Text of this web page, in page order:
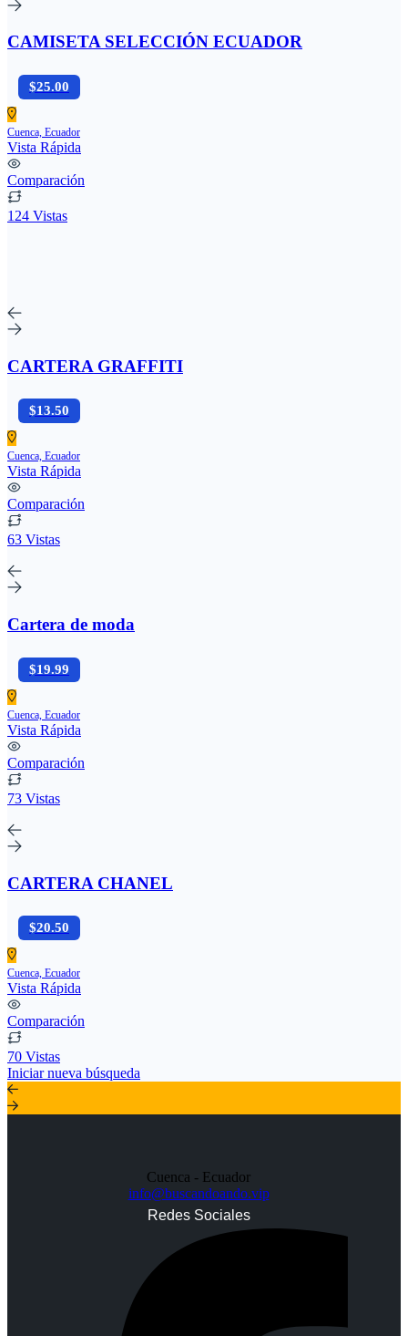
CAMISETA SELECCIÓN ECUADOR
$25.00
Cuenca, Ecuador
Vista Rápida
Comparación
124 Vistas
CARTERA GRAFFITI
$13.50
Cuenca, Ecuador
Vista Rápida
Comparación
63 Vistas
Cartera de moda
$19.99
Cuenca, Ecuador
Vista Rápida
Comparación
73 Vistas
CARTERA CHANEL
$20.50
Cuenca, Ecuador
Vista Rápida
Comparación
70 Vistas
Iniciar nueva búsqueda
Cuenca - Ecuador
info@buscandoando.vip
Redes Sociales